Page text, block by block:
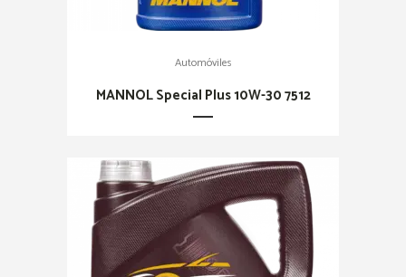
Automóviles
MANNOL Special Plus 10W-30 7512